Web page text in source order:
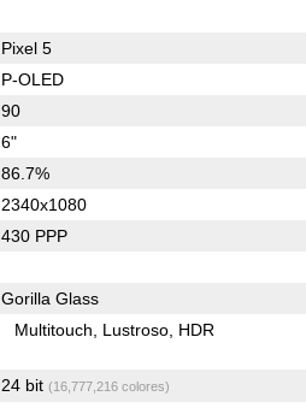
Pixel 5
P-OLED
90
6"
86.7%
2340x1080
430 PPP
Gorilla Glass
Multitouch Lustroso HDR
24 bit (16,777,216 colores)